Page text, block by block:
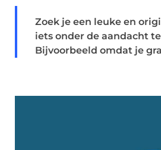
Zoek je een leuke en
iets onder de aandacht
Bijvoorbeeld omdat je